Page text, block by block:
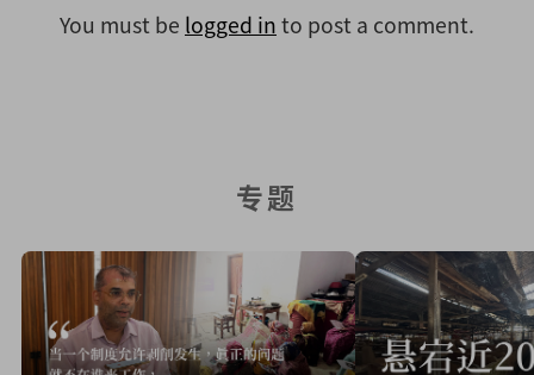
You must be logged in to post a comment.
专题